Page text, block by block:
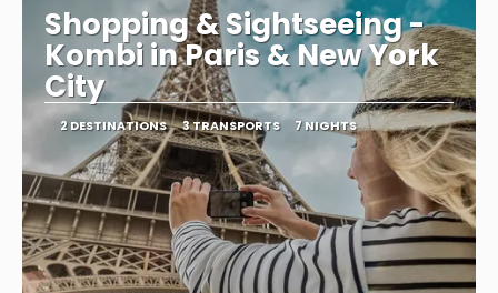
Shopping & Sightseeing -
Kombi in Paris & New York
City
2 DESTINATIONS 3 TRANSPORTS 7 NIGHTS